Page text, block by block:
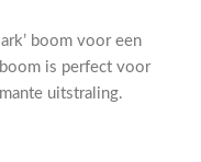
boom voor een
is perfect voor
uitstraling.